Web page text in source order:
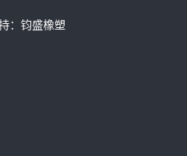
： 钧盛橡塑